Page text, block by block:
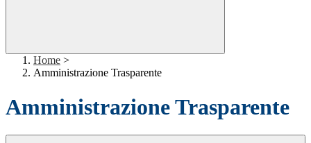
Home >
Amministrazione Trasparente
Amministrazione Trasparente